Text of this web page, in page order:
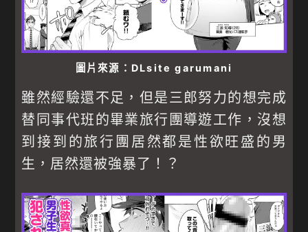
圖片來源：DLsite garumani
雖然經驗還不足，但是三郎努力的想完成
替同事代班的畢業旅行團導遊工作，沒想
到接到的旅行團居然都是性欲旺盛的男
生，居然還被強暴了！？